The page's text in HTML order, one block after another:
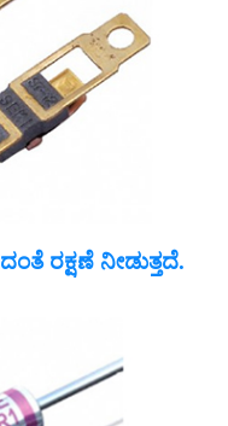
ರಕ್ಷಣೆ ನೀಡುತ್ತದೆ.